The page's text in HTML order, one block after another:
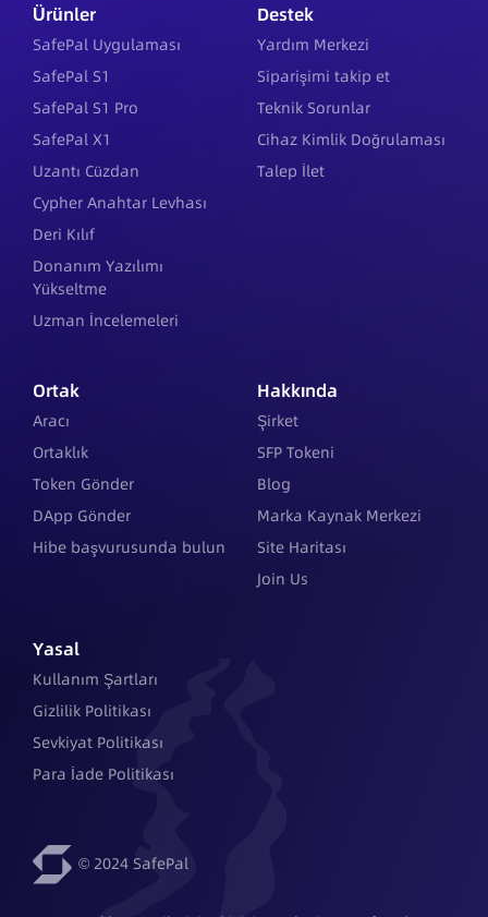
Ürünler
SafePal Uygulaması
SafePal S1
SafePal S1 Pro
SafePal X1
Uzantı Cüzdan
Cypher Anahtar Levhası
Deri Kılıf
Donanım Yazılımı
Yükseltme
Uzman İncelemeleri
Destek
Yardım Merkezi
Siparişimi takip et
Teknik Sorunlar
Cihaz Kimlik Doğrulaması
Talep İlet
Ortak
Aracı
Ortaklık
Token Gönder
DApp Gönder
Hibe başvurusunda bulun
Hakkında
Şirket
SFP Tokeni
Blog
Marka Kaynak Merkezi
Site Haritası
Join Us
Yasal
Kullanım Şartları
Gizlilik Politikası
Sevkiyat Politikası
Para İade Politikası
© 2024 SafePal